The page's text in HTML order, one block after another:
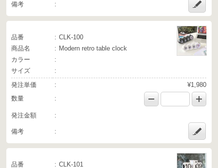
備考
品番
CLK-100
商品名
Modern retro table clock
カラー
サイズ
発注単価
¥1,980
数量
発注金額
備考
品番
CLK-101